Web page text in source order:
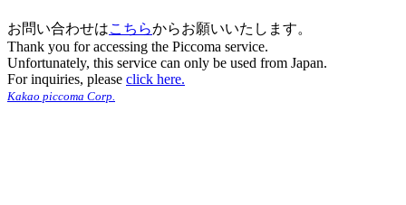
お問い合わせはこちらからお願いいたします。
Thank you for accessing the Piccoma service.
Unfortunately, this service can only be used from Japan.
For inquiries, please click here.
Kakao piccoma Corp.